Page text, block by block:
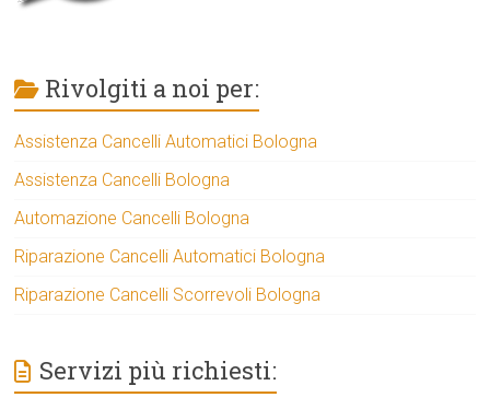
Rivolgiti a noi per:
Assistenza Cancelli Automatici Bologna
Assistenza Cancelli Bologna
Automazione Cancelli Bologna
Riparazione Cancelli Automatici Bologna
Riparazione Cancelli Scorrevoli Bologna
Servizi più richiesti: